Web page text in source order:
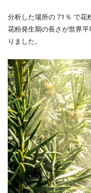
分析した場所の 71％ で花
花粉発生期の長さが世界
りました。